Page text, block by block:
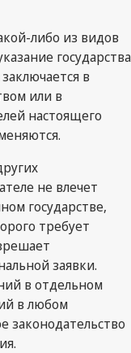
либо из видов
государства
в
или в
настоящего
не влечет
государстве,
требует
заявки.
в отдельном
в любом
законодательство